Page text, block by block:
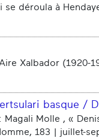
déroula à
Xalbador (1920-
basque /
Molle , «
183 | juillet-